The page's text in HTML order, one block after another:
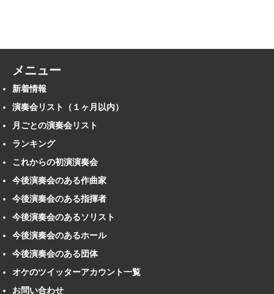
メニュー
新着情報
演奏会リスト（１ヶ月以内）
月ごとの演奏会リスト
ランキング
これからの初演演奏会
今後演奏会のある作曲家
今後演奏会のある指揮者
今後演奏会のあるソリスト
今後演奏会のあるホール
今後演奏会のある団体
オケのツイッターアカウント一覧
お問い合わせ